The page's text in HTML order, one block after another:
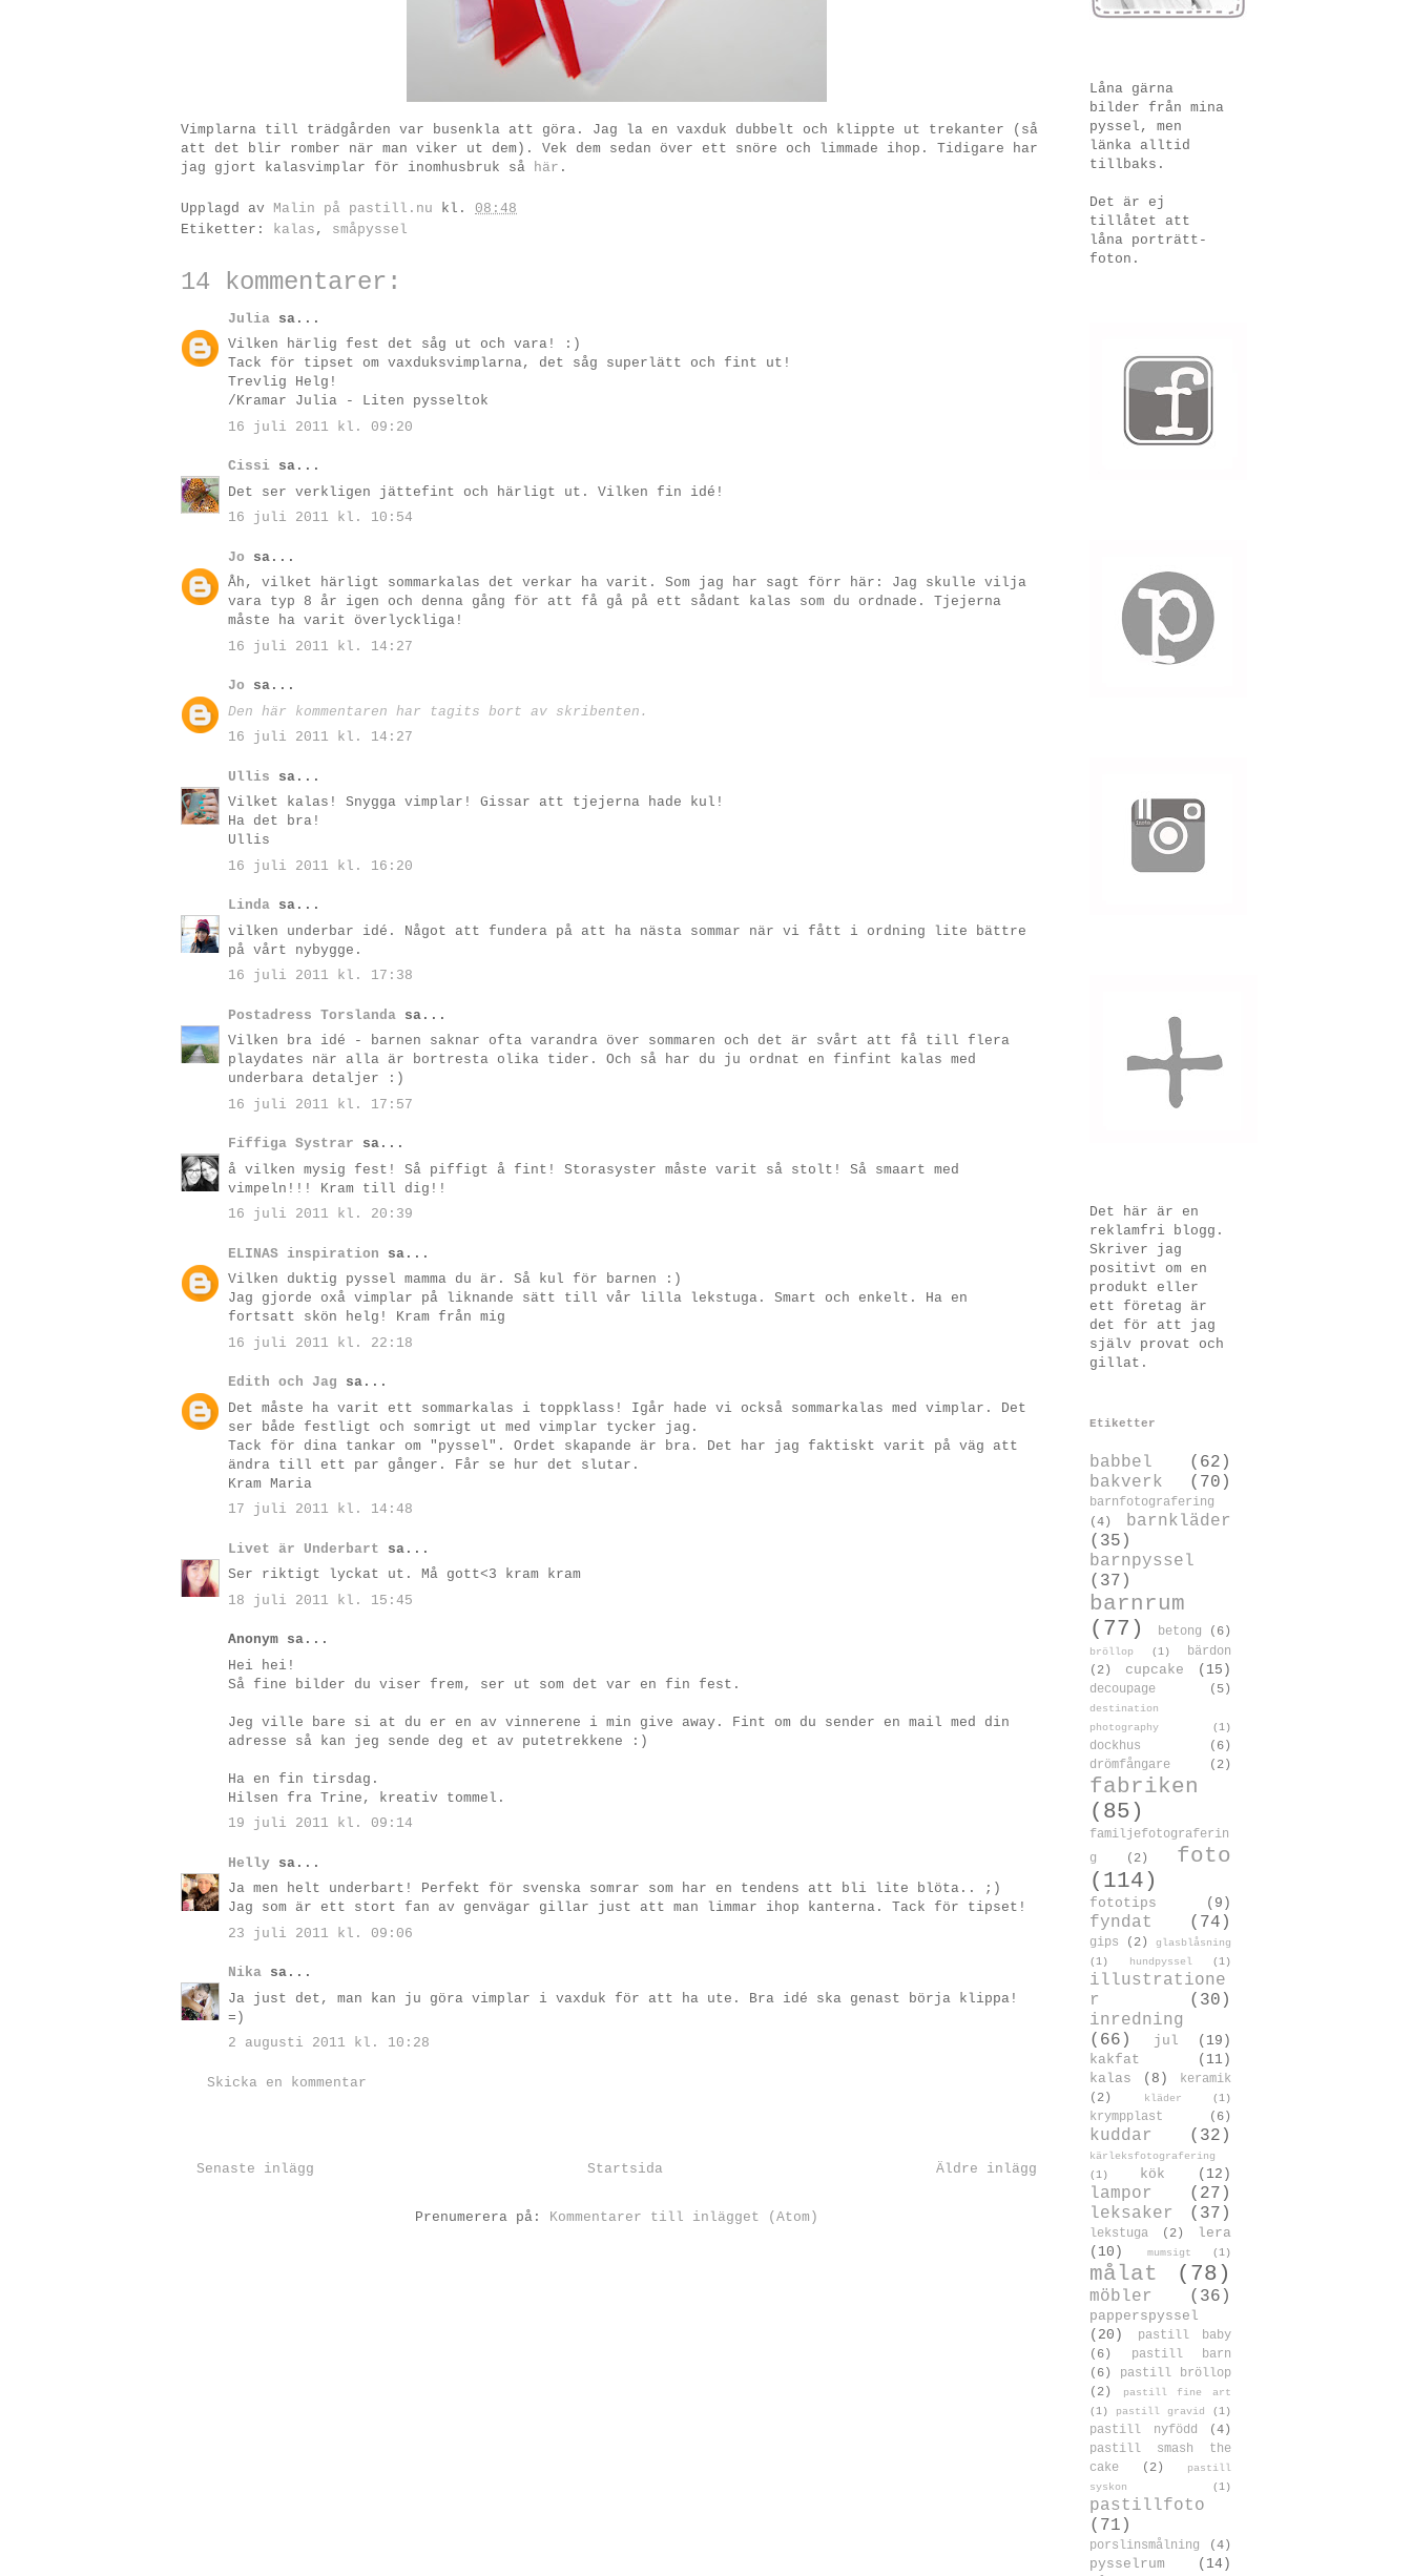
Vimplarna till trädgården var busenkla att göra. Jag la en vaxduk dubbelt och klippte ut trekanter (så
att det blir romber när man viker ut dem). Vek dem sedan över ett snöre och limmade ihop. Tidigare har
jag gjort kalasvimplar för inomhusbruk så här .
Upplagd av Malin på pastill.nu kl. 08:48
Etiketter:
kalas , småpyssel
14 kommentarer:
Julia sa...
Vilken härlig fest det såg ut och vara! :)
Tack för tipset om vaxduksvimplarna, det såg superlätt och fint ut!
Trevlig Helg!
/Kramar Julia - Liten pysseltok
16 juli 2011 kl. 09:20
Cissi sa...
Det ser verkligen jättefint och härligt ut. Vilken fin idé!
16 juli 2011 kl. 10:54
Jo sa...
Åh, vilket härligt sommarkalas det verkar ha varit. Som jag har sagt förr här: Jag skulle vilja
vara typ 8 år igen och denna gång för att få gå på ett sådant kalas som du ordnade. Tjejerna
måste ha varit överlyckliga!
16 juli 2011 kl. 14:27
Jo sa...
Den här kommentaren har tagits bort av skribenten.
16 juli 2011 kl. 14:27
Ullis sa...
Vilket kalas! Snygga vimplar! Gissar att tjejerna hade kul!
Ha det bra!
Ullis
16 juli 2011 kl. 16:20
Linda sa...
vilken underbar idé. Något att fundera på att ha nästa sommar när vi fått i ordning lite bättre
på vårt nybygge.
16 juli 2011 kl. 17:38
Postadress Torslanda sa...
Vilken bra idé - barnen saknar ofta varandra över sommaren och det är svårt att få till flera
playdates när alla är bortresta olika tider. Och så har du ju ordnat en finfint kalas med
underbara detaljer :)
16 juli 2011 kl. 17:57
Fiffiga Systrar sa...
å vilken mysig fest! Så piffigt å fint! Storasyster måste varit så stolt! Så smaart med
vimpeln!!! Kram till dig!!
16 juli 2011 kl. 20:39
ELINAS inspiration sa...
Vilken duktig pyssel mamma du är. Så kul för barnen :)
Jag gjorde oxå vimplar på liknande sätt till vår lilla lekstuga. Smart och enkelt. Ha en
fortsatt skön helg! Kram från mig
16 juli 2011 kl. 22:18
Edith och Jag sa...
Det måste ha varit ett sommarkalas i toppklass! Igår hade vi också sommarkalas med vimplar. Det
ser både festligt och somrigt ut med vimplar tycker jag.
Tack för dina tankar om "pyssel". Ordet skapande är bra. Det har jag faktiskt varit på väg att
ändra till ett par gånger. Får se hur det slutar.
Kram Maria
17 juli 2011 kl. 14:48
Livet är Underbart sa...
Ser riktigt lyckat ut. Må gott<3 kram kram
18 juli 2011 kl. 15:45
Anonym sa...
Hei hei!
Så fine bilder du viser frem, ser ut som det var en fin fest.
Jeg ville bare si at du er en av vinnerene i min give away. Fint om du sender en mail med din
adresse så kan jeg sende deg et av putetrekkene :)
Ha en fin tirsdag.
Hilsen fra Trine, kreativ tommel.
19 juli 2011 kl. 09:14
Helly sa...
Ja men helt underbart! Perfekt för svenska somrar som har en tendens att bli lite blöta.. ;)
Jag som är ett stort fan av genvägar gillar just att man limmar ihop kanterna. Tack för tipset!
23 juli 2011 kl. 09:06
Nika sa...
Ja just det, man kan ju göra vimplar i vaxduk för att ha ute. Bra idé ska genast börja klippa!
=)
2 augusti 2011 kl. 10:28
Skicka en kommentar
Senaste inlägg Äldre inlägg
Startsida
Prenumerera på: Kommentarer till inlägget (Atom)
Låna gärna
bilder från mina
pyssel, men
länka alltid
tillbaks.
Det är ej
tillåtet att
låna porträtt-
foton.
Det här är en
reklamfri blogg.
Skriver jag
positivt om en
produkt eller
ett företag är
det för att jag
själv provat och
gillat.
Etiketter
babbel
(62)
bakverk
(70)
barnfotografering
(4)
barnkläder
(35)
barnpyssel
(37)
barnrum
(77)
betong (6)
bröllop (1)
bärdon
(2)
cupcake (15)
decoupage (5)
destination
photography
(1)
dockhus
(6)
drömfångare
(2)
fabriken
(85)
familjefotograferin
g
(2)
foto
(114)
fototips (9)
fyndat (74)
gips (2)
glasblåsning
(1)
hundpyssel (1)
illustratione
r
(30)
inredning
(66)
jul
(19)
kakfat
(11)
kalas
(8)
keramik
(2)
kläder (1)
krympplast (6)
kuddar (32)
kärleksfotografering
(1)
kök (12)
lampor
(27)
leksaker
(37)
lekstuga (2)
lera
(10)
mumsigt (1)
målat (78)
möbler (36)
papperspyssel
(20)
pastill baby
(6)
pastill barn
(6)
pastill bröllop
(2)
pastill fine art
(1)
pastill gravid (1)
pastill nyfödd
(4)
pastill smash the
cake
(2)
pastill
syskon
(1)
pastillfoto
(71)
porslinsmålning (4)
pysselrum
(14)